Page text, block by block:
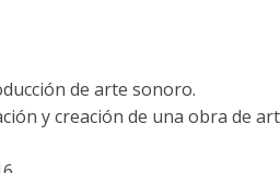
de arte sonoro.
y creación de una obra de